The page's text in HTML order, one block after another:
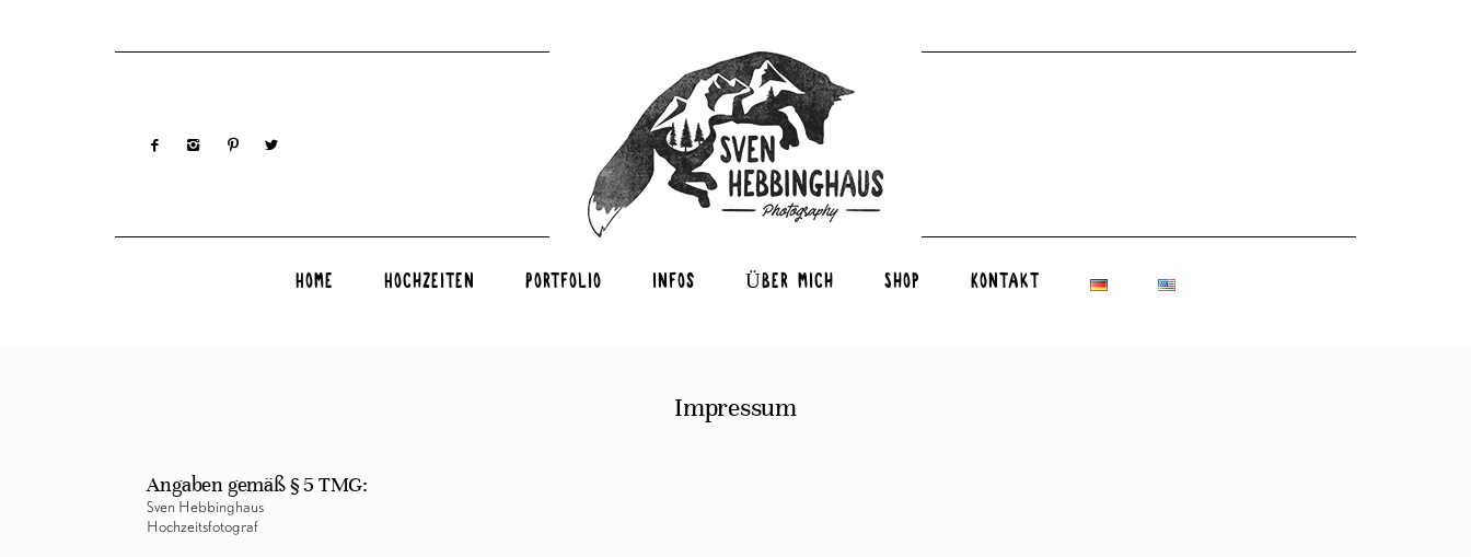
Home Hochzeiten Portfolio Infos Über mich Shop Kontakt
Impressum
Angaben gemäß § 5 TMG:
Sven Hebbinghaus
Hochzeitsfotograf